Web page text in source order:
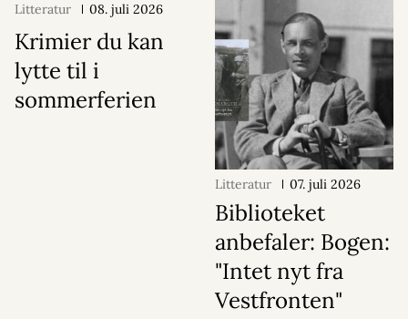
Litteratur 08. juli 2026
Krimier du kan
lytte til i
sommerferien
Litteratur 07. juli 2026
Biblioteket
anbefaler: Bogen:
"Intet nyt fra
Vestfronten"